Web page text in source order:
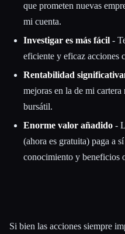
que prometen nuevas
mi cuenta.
Investigar es más fácil -
eficiente y eficaz acciones
Rentabilidad
mejoras en la de mi
bursátil.
Enorme valor añadido -
(ahora es gratuita) paga a
conocimiento y beneficios
Si bien las acciones siempre